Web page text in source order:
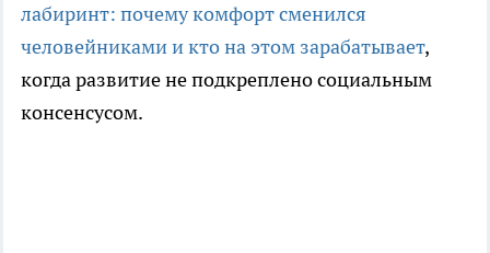
лабиринт: почему комфорт сменился
человейниками и кто на этом зарабатывает,
когда развитие не подкреплено социальным
консенсусом.